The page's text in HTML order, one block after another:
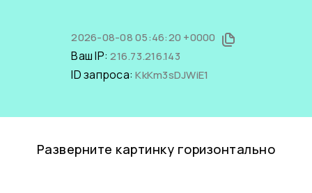
2026-08-08 05:46:20 +0000
Ваш IP:216.73.216.143
ID запроса:KkKm3sDJWiE1
Разверните картинку горизонтально